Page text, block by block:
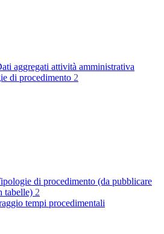
aggregati attività amministrativa
di procedimento 2
di procedimento (da pubblicare
tabelle) 2
tempi procedimentali